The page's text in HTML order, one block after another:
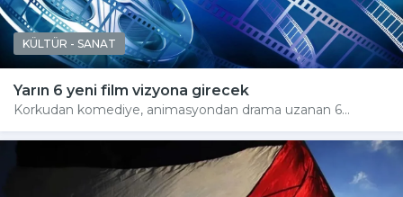
KÜLTÜR - SANAT
Yarın 6 yeni film vizyona girecek
Korkudan komediye, animasyondan drama uzanan 6...